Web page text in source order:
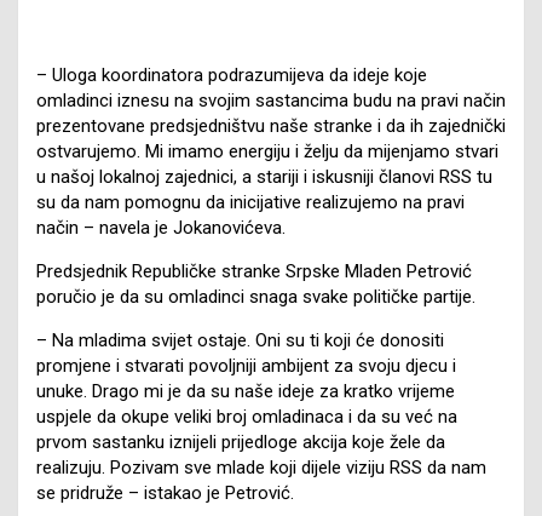
– Uloga koordinatora podrazumijeva da ideje koje
omladinci iznesu na svojim sastancima budu na pravi način
prezentovane predsjedništvu naše stranke i da ih zajednički
ostvarujemo. Mi imamo energiju i želju da mijenjamo stvari
u našoj lokalnoj zajednici, a stariji i iskusniji članovi RSS tu
su da nam pomognu da inicijative realizujemo na pravi
način – navela je Jokanovićeva.
Predsjednik Republičke stranke Srpske Mladen Petrović
poručio je da su omladinci snaga svake političke partije.
– Na mladima svijet ostaje. Oni su ti koji će donositi
promjene i stvarati povoljniji ambijent za svoju djecu i
unuke. Drago mi je da su naše ideje za kratko vrijeme
uspjele da okupe veliki broj omladinaca i da su već na
prvom sastanku iznijeli prijedloge akcija koje žele da
realizuju. Pozivam sve mlade koji dijele viziju RSS da nam
se pridruže – istakao je Petrović.